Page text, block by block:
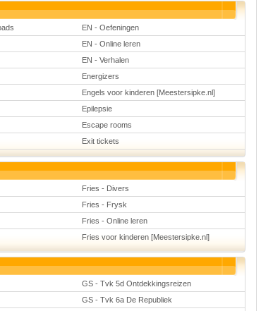
EN - Oefeningen
EN - Online leren
EN - Verhalen
Energizers
Engels voor kinderen [Meestersipke.nl]
Epilepsie
Escape rooms
Exit tickets
Fries - Divers
Fries - Frysk
Fries - Online leren
Fries voor kinderen [Meestersipke.nl]
GS - Tvk 5d Ontdekkingsreizen
GS - Tvk 6a De Republiek